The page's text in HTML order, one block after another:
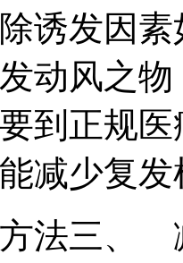
诱发因
动风之
到正规
减少复发
法三、